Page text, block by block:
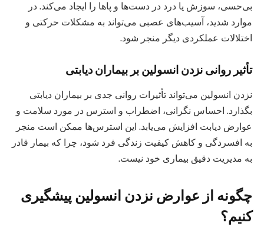
بی‌حسی، سوزش یا درد در دست‌ها و پاها را ایجاد می‌کند. در
موارد شدید، آسیب‌های عصبی می‌تواند به مشکلات حرکتی و
اختلالات عملکردی دیگر منجر شود.
تأثیر روانی نزدن انسولین بر بیماران دیابتی
نزدن انسولین می‌تواند تأثیرات روانی جدی بر بیماران دیابتی
بگذارد. احساس نگرانی، اضطراب و استرس در مورد سلامت و
عوارض دیابت افزایش می‌یابد. این استرس‌ها ممکن است منجر
به افسردگی و کاهش کیفیت زندگی فرد شود، چرا که بیمار قادر
به مدیریت دقیق بیماری خود نیست.
چگونه از عوارض نزدن انسولین پیشگیری
کنیم؟